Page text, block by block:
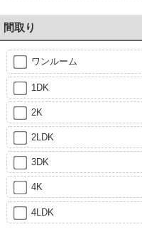
間取り
ワンルーム
1DK
2K
2LDK
3DK
4K
4LDK